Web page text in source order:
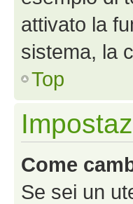
attivato la
sistema, la
Top
Come
Se sei un